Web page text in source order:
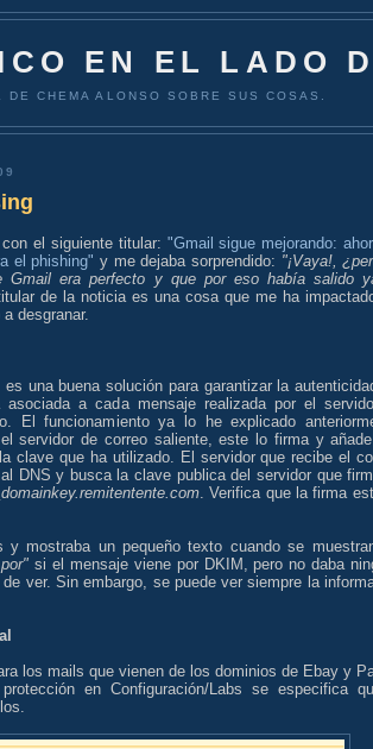
EN EL LADO
DE CHEMA ALONSO SOBRE SUS COSAS.
el siguiente titular: "Gmail sigue mejorando:
el phishing" y me dejaba sorprendido: "¡Vaya!,
Gmail era perfecto y que por eso había salido
de la noticia es una cosa que me ha
desgranar.
una buena solución para garantizar la
asociada a cada mensaje realizada por el
El funcionamiento ya lo he explicado
servidor de correo saliente, este lo firma y
clave que ha utilizado. El servidor que recibe el
DNS y busca la clave publica del servidor que
. Verifica que la firma
mostraba un pequeño texto cuando se
si el mensaje viene por DKIM, pero no daba
ver. Sin embargo, se puede ver siempre la
los mails que vienen de los dominios de Ebay y
en Configuración/Labs se especifica